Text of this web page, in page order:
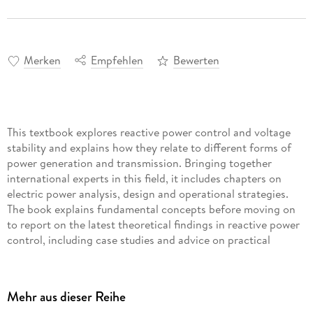
Merken Empfehlen Bewerten
This textbook explores reactive power control and voltage
stability and explains how they relate to different forms of
power generation and transmission. Bringing together
international experts in this field, it includes chapters on
electric power analysis, design and operational strategies.
The book explains fundamental concepts before moving on
to report on the latest theoretical findings in reactive power
control, including case studies and advice on practical
Featuring numerous worked-out examples, problems and
Mehr aus dieser Reihe